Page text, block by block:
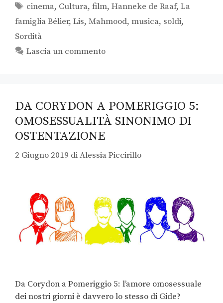
cinema, Cultura,film,Hanneke de Raaf,La
famiglia Bélier, Lis, Mahmood, musica, soldi,
Sordità
Lascia un commento
DA CORYDON A POMERIGGIO 5:
OMOSESSUALITÀ SINONIMO DI
OSTENTAZIONE
2 Giugno 2019 diAlessia Piccirillo
Da Corydon a Pomeriggio 5: l’amore omosessuale
dei nostri giorni è davvero lo stesso di Gide?